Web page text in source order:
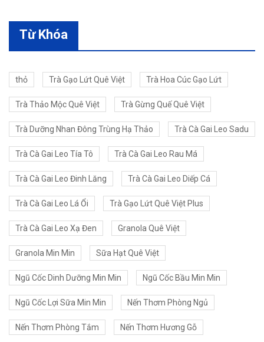
Từ Khóa
thỏ Trà Gạo Lứt Quê Việt Trà Hoa Cúc Gạo Lứt
Trà Thảo Mộc Quê Việt Trà Gừng Quế Quê Việt
Trà Dưỡng Nhan Đông Trùng Hạ Thảo Trà Cà Gai Leo Sadu
Trà Cà Gai Leo Tía Tô Trà Cà Gai Leo Rau Má
Trà Cà Gai Leo Đinh Lăng Trà Cà Gai Leo Diếp Cá
Trà Cà Gai Leo Lá Ổi Trà Gạo Lứt Quê Việt Plus
Trà Cà Gai Leo Xạ Đen Granola Quê Việt
Granola Min Min Sữa Hạt Quê Việt
Ngũ Cốc Dinh Dưỡng Min Min Ngũ Cốc Bầu Min Min
Ngũ Cốc Lợi Sữa Min Min Nến Thơm Phòng Ngủ
Nến Thơm Phòng Tắm Nến Thơm Hương Gỗ